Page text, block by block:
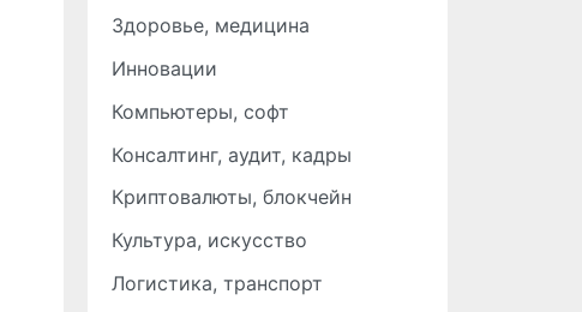
Здоровье, медицина
Инновации
Компьютеры, софт
Консалтинг, аудит, кадры
Криптовалюты, блокчейн
Культура, искусство
Логистика, транспорт